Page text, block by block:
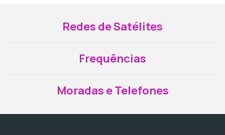
Redes de Satélites
Frequências
Moradas e Telefones